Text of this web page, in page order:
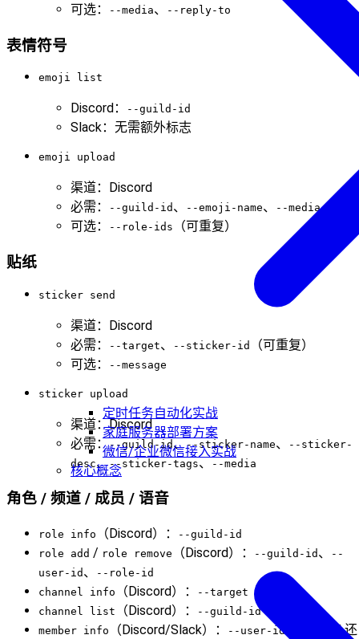
定时任务自动化实战
家庭服务器部署方案
微信/企业微信接入实战
核心概念
可选： --media、 --reply-to
表情符号
emoji list
Discord： --guild-id
Slack：无需额外标志
emoji upload
渠道：Discord
必需：
--guild-id 、 --emoji-name、 --media
可选： --role-ids （可重复）
贴纸
sticker send
渠道：Discord
必需：
--target、 --sticker-id
（可重复）
可选：
--message
sticker upload
渠道：Discord
必需：--guild-id、--sticker-name、
--sticker-
desc、--sticker-tags、--media
角色 / 频道 / 成员 / 语音
role info （Discord）：
--guild-id
role add / role remove （Discord）： --guild-id 、
--
user-id 、
--role-id
channel info
（Discord）：
--target
channel list
（Discord）：
--guild-id
member info
（Discord/Slack）： --user-id
（Discord 还